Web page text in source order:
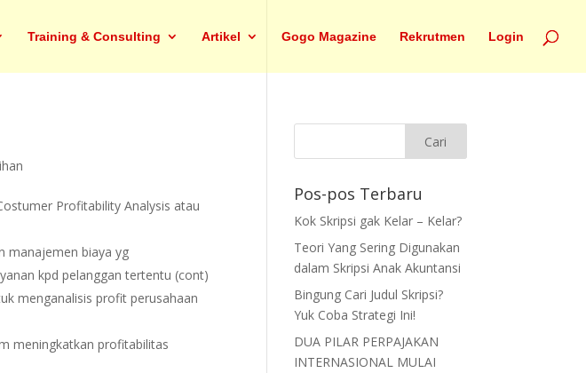
Training & Consulting Artikel Gogo Magazine Rekrutmen Login
Profitability Analysis atau
manajemen biaya yg
kpd pelanggan tertentu (cont)
menganalisis profit perusahaan
meningkatkan profitabilitas
Pos-pos Terbaru
Kok Skripsi gak Kelar – Kelar?
Teori Yang Sering Digunakan
dalam Skripsi Anak Akuntansi
Bingung Cari Judul Skripsi?
Yuk Coba Strategi Ini!
DUA PILAR PERPAJAKAN
INTERNASIONAL MULAI